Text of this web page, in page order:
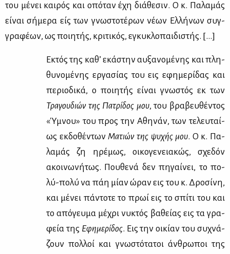
του μέ­νει και­ρός και οπό­ταν έχη διά­θε­σιν. Ο κ. Πα­λα­μάς
εί­ναι σή­με­ρα είς των γνω­στο­τέ­ρων νέ­ων Ελ­λή­νων συγ­
γρα­φέ­ων, ως ποι­η­τής, κρι­τι­κός, εγκυ­κλο­παι­δι­στής. […]
Εκτός της κα­θ’ εκά­στην αυ­ξα­νο­μέ­νης και πλη­
θυ­νο­μέ­νης ερ­γα­σί­ας του εις εφη­με­ρί­δας και
πε­ριο­δι­κά, ο ποι­η­τής εί­ναι γνω­στός εκ των
Τρα­γου­διών της Πα­τρί­δος μου, του βρα­βευ­θέ­ντος
«Ύμνου» του προς την Αθη­νάν, των τε­λευ­ταί­
ως εκ­δο­θέ­ντωνΜα­τιών της ψυ­χής μου. Ο κ. Πα­
λα­μάς ζη ηρέ­μως, οι­κο­γε­νεια­κώς, σχε­δόν
ακοι­νω­νή­τως. Που­θε­νά δεν πη­γαί­νει, το πο­
λύ-πο­λύ να πάη μί­αν ώραν εις του κ. Δρο­σί­νη,
και μέ­νει πά­ντο­τε το πρωί εις το σπί­τι του και
το από­γευ­μα μέ­χρι νυ­κτός βα­θεί­ας εις τα γρα­
φεία της Εφη­με­ρί­δος. Εις την οι­κί­αν του συ­χνά­
ζουν πολ­λοί και γνω­στό­τα­τοι άν­θρω­ποι της